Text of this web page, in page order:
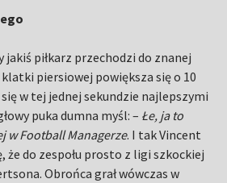
jakiś piłkarz przechodzi do znanej
piersiowej powiększa się o 10
w tej jednej sekundzie najlepszymi
puka dumna myśl: – Łe, ja to
w Football Managerze. I tak Vincent
że do zespołu prosto z ligi szkockiej
Obrońca grał wówczas w